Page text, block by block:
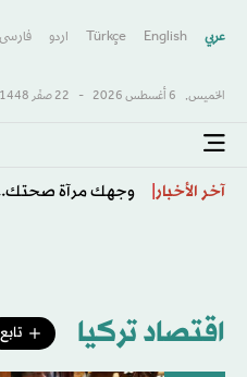
عربي English
Türkçe اردو فارسى
الخميس, 6 أغسطس 2026 - 22 صفَر 1448 هـ
آخر الأخبار دعم «فيفا»
اقتصاد تركيا تابع